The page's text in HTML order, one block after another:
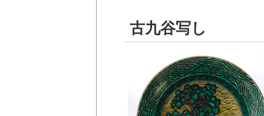
古九谷写し